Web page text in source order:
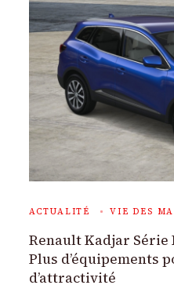
ACTUALITÉ VIE DES
Renault Kadjar
Plus d’équipements
d’attractivité